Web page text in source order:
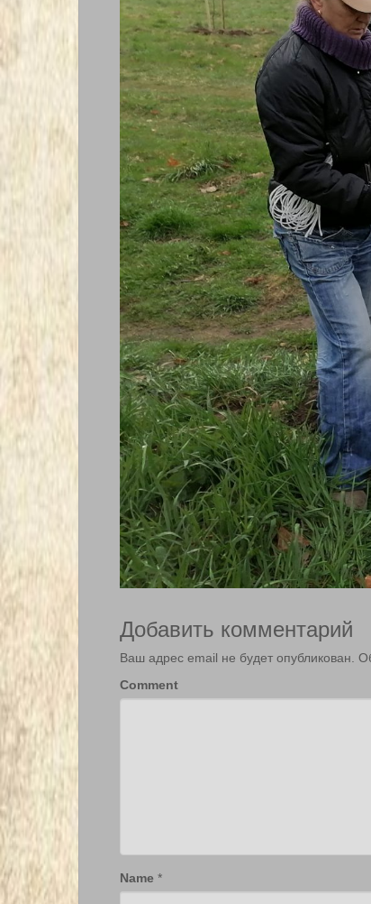
Добавить комментарий
Ваш адрес email не будет опубликован.
Comment
Name *